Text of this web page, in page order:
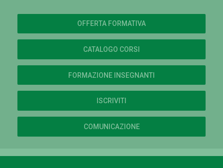
OFFERTA FORMATIVA
CATALOGO CORSI
FORMAZIONE INSEGNANTI
ISCRIVITI
COMUNICAZIONE